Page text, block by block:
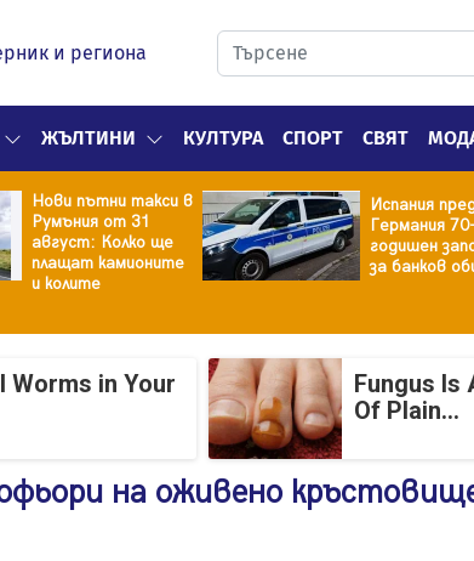
и региона
ЖЪЛТИНИ КУЛТУРА СПОРТ СВЯТ
Нови пътни такси в
Румъния от 31
август: Колко ще
плащат камионите
и колите
Испания
Германия
годишен
за банков
Worms in Your
Fungus Is
Of Plain...
на оживено